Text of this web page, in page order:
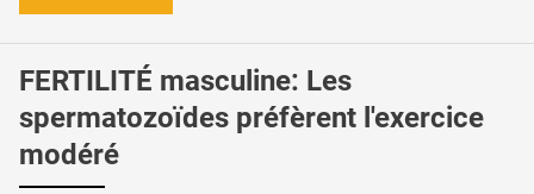
FERTILITÉ masculine: Les
spermatozoïdes préfèrent l'exercice
modéré